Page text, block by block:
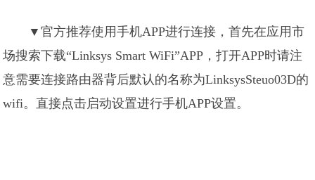
▼官方推荐使用手机APP进行连接，首先在应用市
场搜索下载“Linksys Smart WiFi”APP，打开APP时请注
意需要连接路由器背后默认的名称为LinksysSteuo03D的
wifi。直接点击启动设置进行手机APP设置。